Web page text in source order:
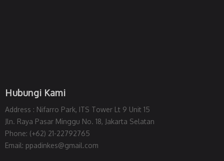
Hubungi Kami
Address : Nifarro Park, ITS Tower Lt 9 Unit 15
Jln. Raya Pasar Minggu No. 18, Jakarta Selatan
Phone: (+62) 21-22792765
Email: ppadinkes@gmail.com